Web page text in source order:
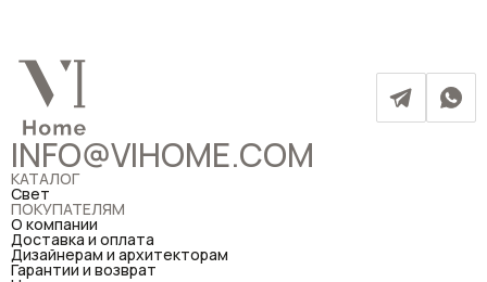
INFO@VIHOME.COM
КАТАЛОГ
Свет
ПОКУПАТЕЛЯМ
О компании
Доставка и оплата
Дизайнерам и архитекторам
Гарантии и возврат